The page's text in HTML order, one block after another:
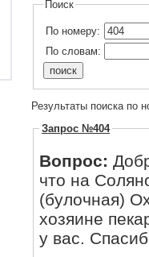
Поиск
По номеру:
По словам:
Результаты поиска по
Запрос №404
Вопрос:
что на
(булочная)
хозяине
у вас.